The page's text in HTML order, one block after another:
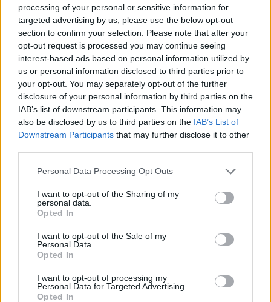
processing of your personal or sensitive information for
targeted advertising by us, please use the below opt-out
section to confirm your selection. Please note that after your
opt-out request is processed you may continue seeing
interest-based ads based on personal information utilized by
us or personal information disclosed to third parties prior to
your opt-out. You may separately opt-out of the further
disclosure of your personal information by third parties on the
IAB’s list of downstream participants. This information may
also be disclosed by us to third parties on the IAB’s List of
Downstream Participants that may further disclose it to other
Please note that this website/app uses one or more Google
not limited to your visit or usage behaviour. You may click to
grant or deny consent to Google and its third-party tags to
use your data for below specified purposes in below Google
consent section.
Personal Data Processing Opt Outs
I want to opt-out of the Sharing of my
personal data.
Opted In
I want to opt-out of the Sale of my
Personal Data.
Opted In
I want to opt-out of processing my
Personal Data for Targeted Advertising.
Opted In
Continua a leggere
PEOPLE NEWS